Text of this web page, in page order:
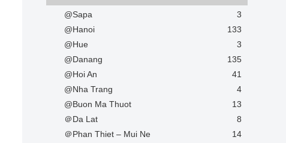
@Sapa
3
@Hanoi
133
@Hue
3
@Danang
135
@Hoi An
41
@Nha Trang
4
@Buon Ma Thuot
13
＠Da Lat
8
＠Phan Thiet – Mui Ne
14